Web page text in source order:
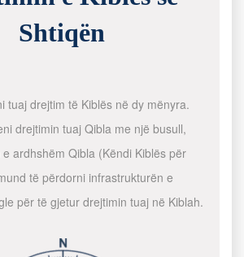
Shtiqën
tuaj drejtim të Kiblës në dy mënyra.
drejtimin tuaj Qibla me një busull,
ardhshëm Qibla (Këndi Kiblës për
të përdorni infrastrukturën e
për të gjetur drejtimin tuaj në Kiblah.